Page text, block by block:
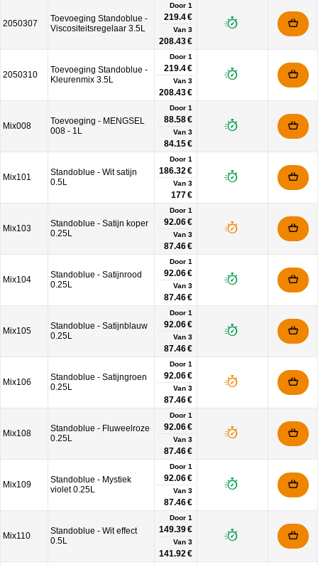
2050307
Toevoeging Standoblue -
Viscositeitsregelaar 3.5L
Door 1
219.4 €
Van 3
208.43 €
2050310
Toevoeging Standoblue -
Kleurenmix 3.5L
Door 1
219.4 €
Van 3
208.43 €
Mix008
Toevoeging - MENGSEL
008 - 1L
Door 1
88.58 €
Van 3
84.15 €
Mix101
Standoblue - Wit satijn
0.5L
Door 1
186.32 €
Van 3
177 €
Mix103
Standoblue - Satijn koper
0.25L
Door 1
92.06 €
Van 3
87.46 €
Mix104
Standoblue - Satijnrood
0.25L
Door 1
92.06 €
Van 3
87.46 €
Mix105
Standoblue - Satijnblauw
0.25L
Door 1
92.06 €
Van 3
87.46 €
Mix106
Standoblue - Satijngroen
0.25L
Door 1
92.06 €
Van 3
87.46 €
Mix108
Standoblue - Fluweelroze
0.25L
Door 1
92.06 €
Van 3
87.46 €
Mix109
Standoblue - Mystiek
violet 0.25L
Door 1
92.06 €
Van 3
87.46 €
Mix110
Standoblue - Wit effect
0.5L
Door 1
149.39 €
Van 3
141.92 €